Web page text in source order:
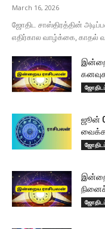
March 16, 2026
ஜோதிட சாஸ்திரத்தின்
எதிர்கால வாழ்க்கை, காதல்
ஜூன்